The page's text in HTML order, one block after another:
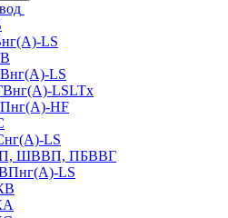
LS
LS
LSLTx
HF
LS
ШВВП, ПБВВГ
LS